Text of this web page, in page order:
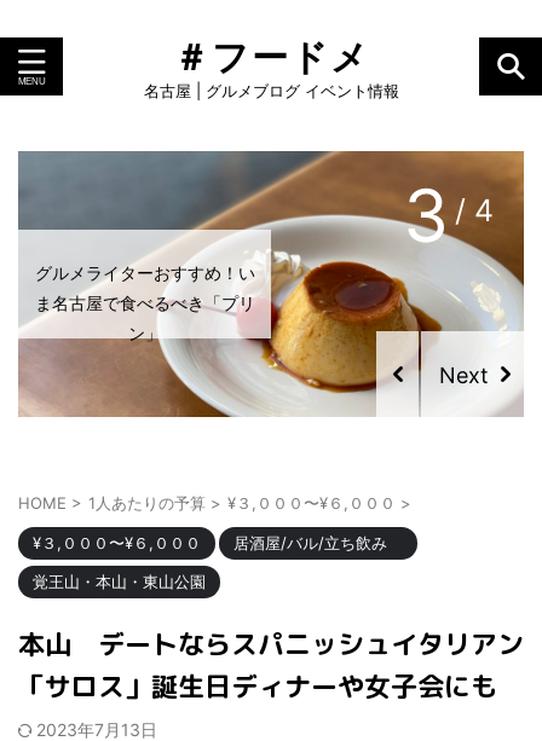
＃フードメ
名古屋 | グルメブログ イベント情報
グルメライターおすすめ！い
ま名古屋で食べるべき「プリ
ン」
グルメライターおすすめ！い
ま名古屋で食べるべき「カヌ
レ」
4 / 4
HOME > 1人あたりの予算 > ¥３,０００〜¥６,０００ >
¥３,０００〜¥６,０００
居酒屋/バル/立ち飲み
覚王山・本山・東山公園
本山 デートならスパニッシュイタリアン
「サロス」誕生日ディナーや女子会にも
2023年7月13日